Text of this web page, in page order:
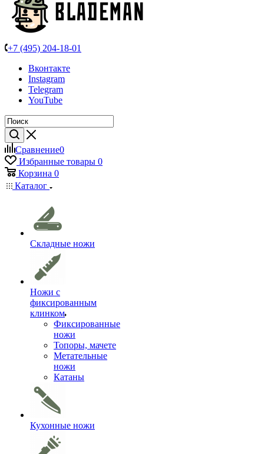
+7 (495) 204-18-01
Вконтакте
Instagram
Telegram
YouTube
Сравнение0
Избранные товары 0
Корзина 0
Каталог
Складные ножи
Ножи с
фиксированным
клинком
Фиксированные
ножи
Топоры, мачете
Метательные
ножи
Катаны
Кухонные ножи